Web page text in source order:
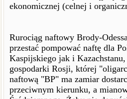
ekonomicznej (celnej i
Rurociąg naftowy Brody-
przestać pompować naftę dla
Kaspijskiego jak i
gospodarki Rosji, której
naftową "BP" ma zamiar
przeciwnym kierunku, a